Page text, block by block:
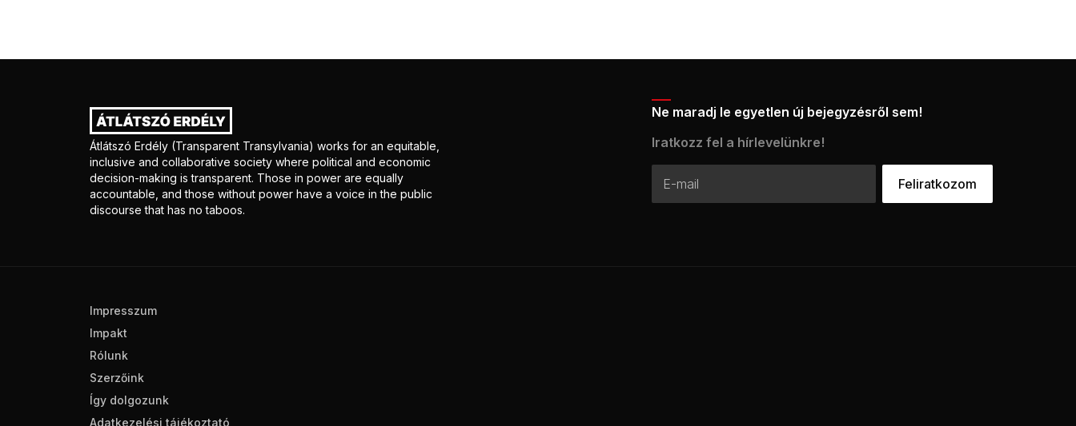
Átlátszó Erdély (Transparent Transylvania) works for an equitable,
inclusive and collaborative society where political and economic
decision-making is transparent. Those in power are equally
accountable, and those without power have a voice in the public
discourse that has no taboos.
Ne maradj le egyetlen új bejegyzésről sem!
Iratkozz fel a hírlevelünkre!
Impresszum
Impakt
Rólunk
Szerzőink
Így dolgozunk
Adatkezelési tájékoztató